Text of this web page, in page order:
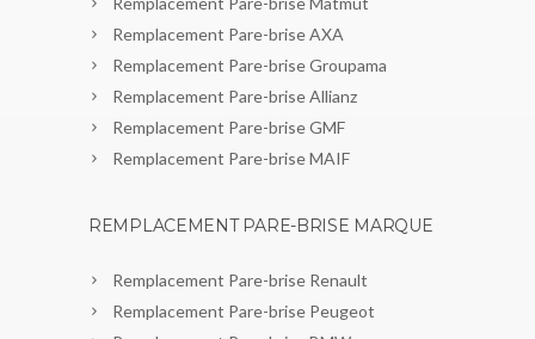
Remplacement Pare-brise AXA
Remplacement Pare-brise Groupama
Remplacement Pare-brise Allianz
Remplacement Pare-brise GMF
Remplacement Pare-brise MAIF
REMPLACEMENT PARE-BRISE MARQUE
Remplacement Pare-brise Renault
Remplacement Pare-brise Peugeot